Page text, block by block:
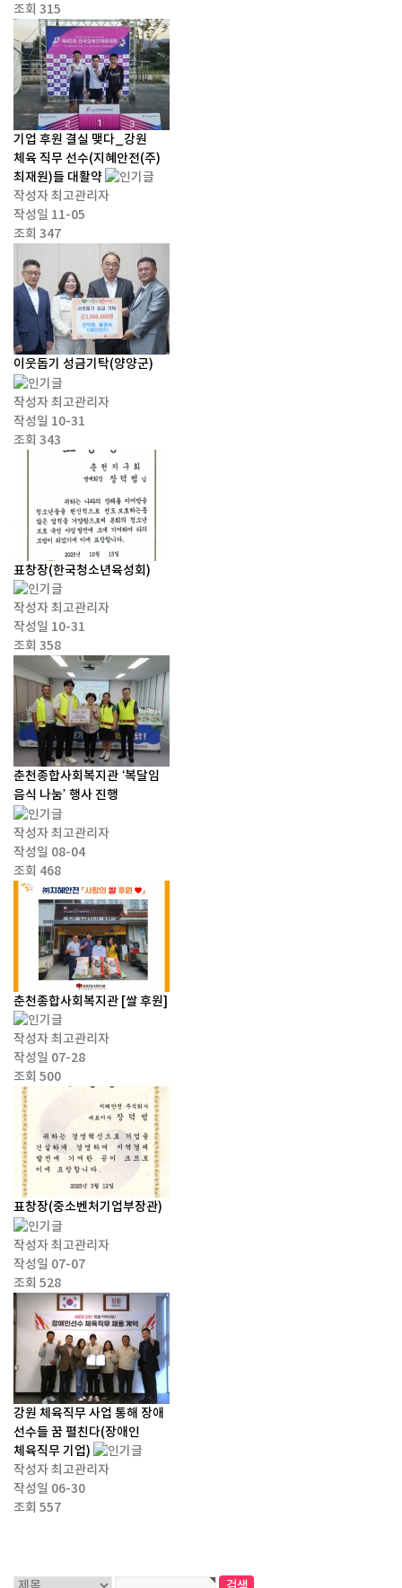
조회 315
기업 후원 결실 맺다_강원
체육 직무 선수(지혜안전(주)
최재원)들 대활약
작성자최고관리자
작성일 11-05
조회 347
이웃돕기 성금기탁(양양군)
작성자최고관리자
작성일 10-31
조회 343
표창장(한국청소년육성회)
작성자최고관리자
작성일 10-31
조회 358
춘천종합사회복지관 ‘복달임
음식 나눔’ 행사 진행
작성자최고관리자
작성일 08-04
조회 468
춘천종합사회복지관 [쌀 후원]
작성자최고관리자
작성일 07-28
조회 500
표창장(중소벤처기업부장관)
작성자최고관리자
작성일 07-07
조회 528
강원 체육직무 사업 통해 장애
선수들 꿈 펼친다(장애인
체육직무 기업)
작성자최고관리자
작성일 06-30
조회 557